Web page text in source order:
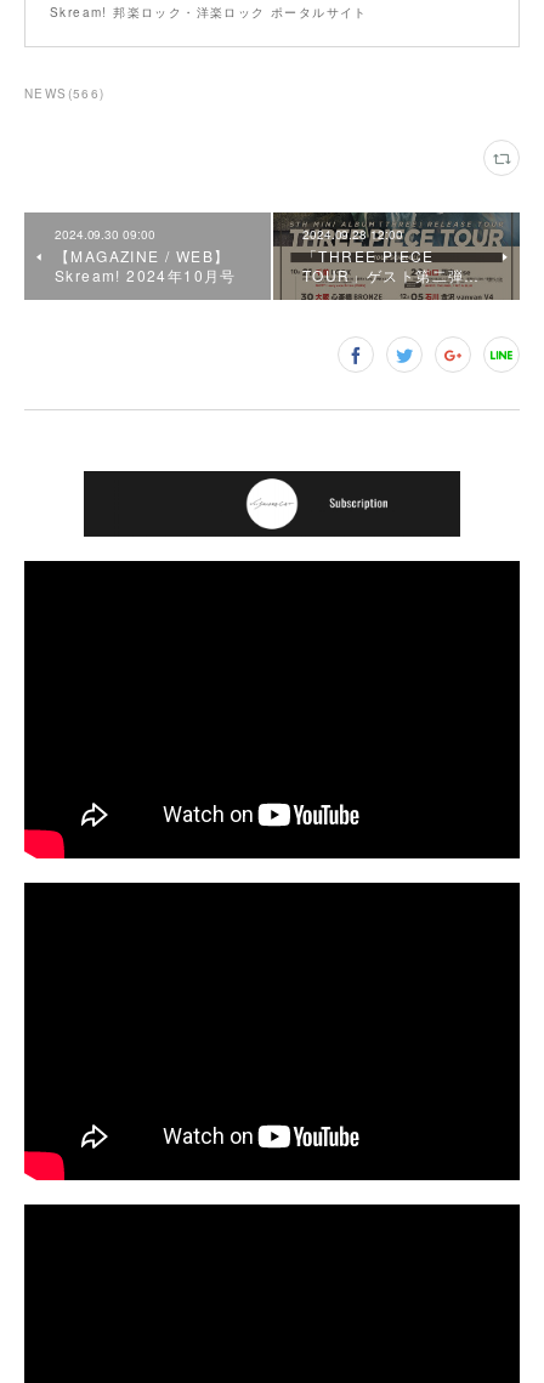
Skream! 邦楽ロック・洋楽ロック ポータルサイト
NEWS (566)
2024.09.30 09:00
【MAGAZINE / WEB】
Skream! 2024年10月号
2024.09.28 12:00
「THREE PIECE
TOUR」ゲスト第二弾…